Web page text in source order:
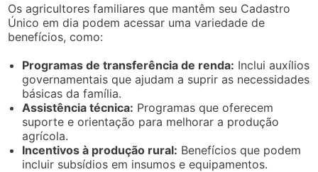
Os agricultores familiares que mantêm seu Cadastro
Único em dia podem acessar uma variedade de
benefícios, como:
Programas de transferência de renda: Inclui auxílios
governamentais que ajudam a suprir as necessidades
básicas da família.
Assistência técnica: Programas que oferecem
suporte e orientação para melhorar a produção
agrícola.
Incentivos à produção rural: Benefícios que podem
incluir subsídios em insumos e equipamentos.